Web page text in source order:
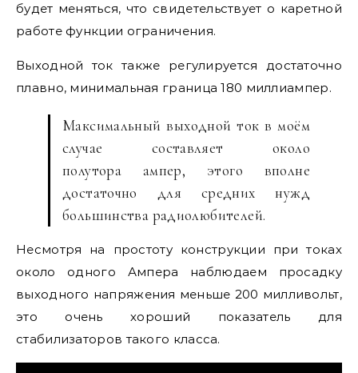
будет меняться, что свидетельствует о каретной
работе функции ограничения.
Выходной ток также регулируется достаточно
плавно, минимальная граница 180 миллиампер.
Максимальный выходной ток в моём
случае составляет около
полутора ампер, этого вполне
достаточно для средних нужд
большинства радиолюбителей.
Несмотря на простоту конструкции при токах
около одного Ампера наблюдаем просадку
выходного напряжения меньше 200 милливольт,
это очень хороший показатель для
стабилизаторов такого класса.